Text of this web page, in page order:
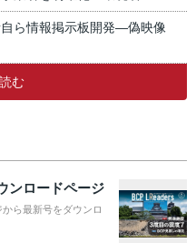
ら情報掲示板開発―偽映像
む
ンロードページ
ら最新号をダウンロ